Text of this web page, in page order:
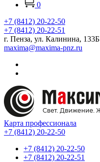
0
+7 (8412) 20-22-50
+7 (8412) 20-22-51
г. Пенза, ул. Калинина, 133Б
maxima@maxima-pnz.ru
Карта профессионала
+7 (8412) 20-22-50
+7 (8412) 20-22-50
+7 (8412) 20-22-51